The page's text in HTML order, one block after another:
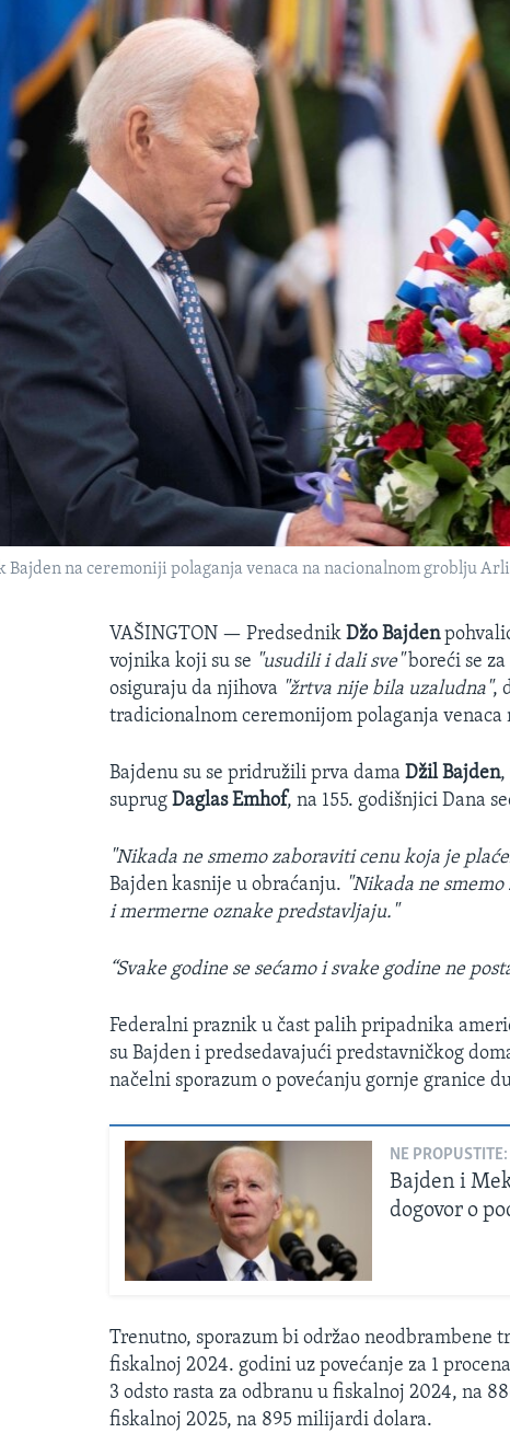
Bajden na ceremoniji polaganja venaca na nacionalnom groblju
VAŠINGTON —PredsednikDžo Bajden
vojnika koji su se "usudili i dali sve"boreći se
osiguraju da njihova "žrtva nije bila uzaludna",
tradicionalnom ceremonijom polaganja
Bajdenu su se pridružili prva damaDžil Bajden,
suprugDaglas Emhof, na 155. godišnjici Dana
"Nikada ne smemo zaboraviti cenu koja je
Bajden kasnije u obraćanju. "Nikada ne
i mermerne oznake predstavljaju."
“Svake godine se sećamo i svake godine ne
Federalni praznik u čast palih pripadnika
su Bajden i predsedavajući predstavničkog
načelni sporazum o povećanju gornje granice
NE PROPUSTITE:
Bajden i
dogovor o
Trenutno, sporazum bi održao neodbrambene
fiskalnoj 2024. godini uz povećanje za 1
3 odsto rasta za odbranu u fiskalnoj 2024, na
fiskalnoj 2025, na 895 milijardi dolara.